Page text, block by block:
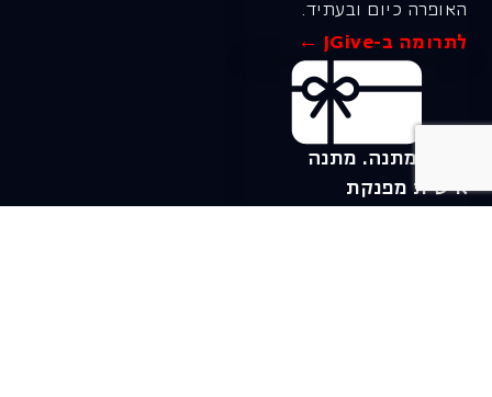
האופרה כיום ובעתיד.
לתרומה ב-JGive ←
שובר מתנה. מתנה
אישית מפנקת